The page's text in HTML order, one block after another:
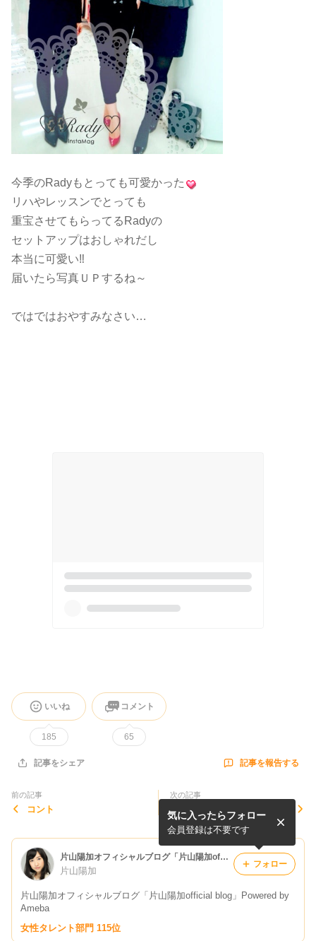
今季のRadyもとっても可愛かった
リハやレッスンでとっても
重宝させてもらってるRadyの
セットアップはおしゃれだし
本当に可愛い‼︎
届いたら写真ＵＰするね～
ではではおやすみなさい…
いいね
185
コメント
65
記事をシェア 記事を報告する
前の記事
コント
次の記事
もっと泣いてよフラッパー
片山陽加オフィシャルブログ「片山陽加official blog」Powered by Ameba
片山陽加
片山陽加オフィシャルブログ「片山陽加official blog」Powered by
Ameba
気に入ったらフォロー
会員登録は不要です
フォロー
女性タレント部門 115位